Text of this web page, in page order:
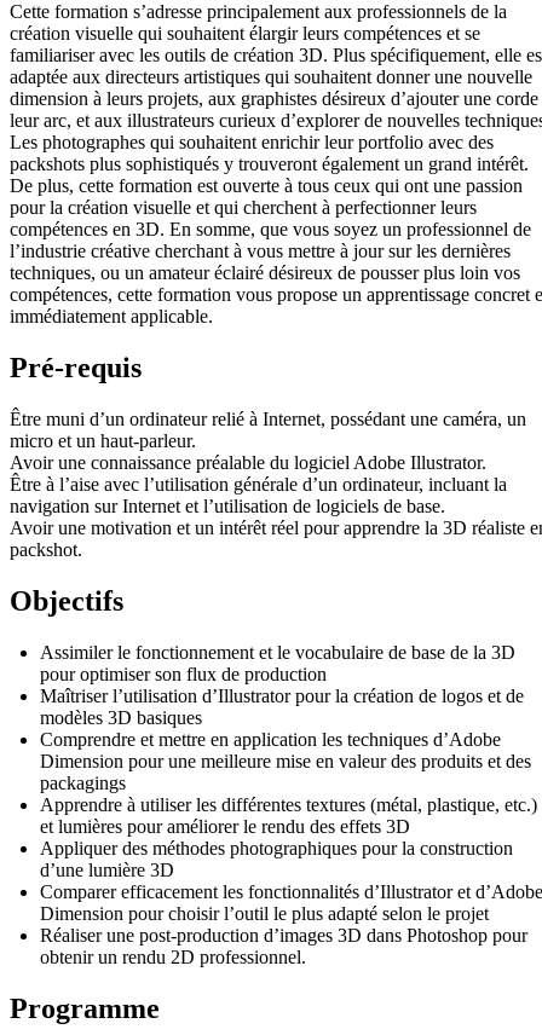
Cette formation s’adresse principalement aux professionnels de la
création visuelle qui souhaitent élargir leurs compétences et se
familiariser avec les outils de création 3D. Plus spécifiquement, elle
adaptée aux directeurs artistiques qui souhaitent donner une nouvelle
dimension à leurs projets, aux graphistes désireux d’ajouter une corde
leur arc, et aux illustrateurs curieux d’explorer de nouvelles
Les photographes qui souhaitent enrichir leur portfolio avec des
packshots plus sophistiqués y trouveront également un grand intérêt.
De plus, cette formation est ouverte à tous ceux qui ont une passion
pour la création visuelle et qui cherchent à perfectionner leurs
compétences en 3D. En somme, que vous soyez un professionnel de
l’industrie créative cherchant à vous mettre à jour sur les dernières
techniques, ou un amateur éclairé désireux de pousser plus loin vos
compétences, cette formation vous propose un apprentissage concret
immédiatement applicable.
Pré-requis
Être muni d’un ordinateur relié à Internet, possédant une caméra, un
micro et un haut-parleur.
Avoir une connaissance préalable du logiciel Adobe Illustrator.
Être à l’aise avec l’utilisation générale d’un ordinateur, incluant la
navigation sur Internet et l’utilisation de logiciels de base.
Avoir une motivation et un intérêt réel pour apprendre la 3D réaliste
packshot.
Objectifs
Assimiler le fonctionnement et le vocabulaire de base de la 3D
pour optimiser son flux de production
Maîtriser l’utilisation d’Illustrator pour la création de logos et de
modèles 3D basiques
Comprendre et mettre en application les techniques d’Adobe
Dimension pour une meilleure mise en valeur des produits et des
packagings
Apprendre à utiliser les différentes textures (métal, plastique, etc.)
et lumières pour améliorer le rendu des effets 3D
Appliquer des méthodes photographiques pour la construction
d’une lumière 3D
Comparer efficacement les fonctionnalités d’Illustrator et d’Adobe
Dimension pour choisir l’outil le plus adapté selon le projet
Réaliser une post-production d’images 3D dans Photoshop pour
obtenir un rendu 2D professionnel.
Programme